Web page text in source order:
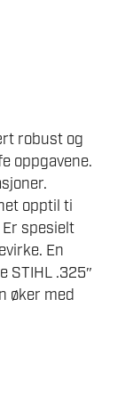
robust og
oppgavene.
opptil ti
spesielt
En
STIHL .325″
øker med